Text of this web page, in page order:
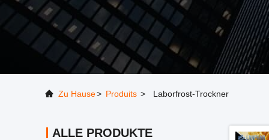
Zu Hause> Produits > Laborfrost-Trockner
ALLE PRODUKTE